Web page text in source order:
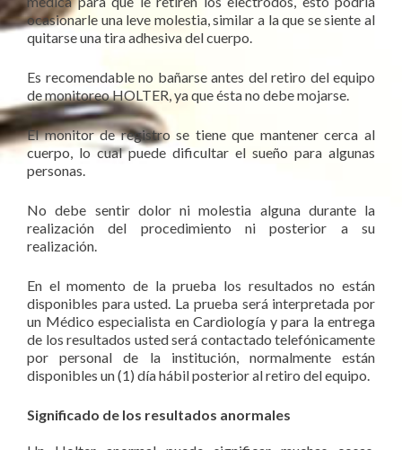
ocasionarle una leve molestia, similar a la que se siente al
quitarse una tira adhesiva del cuerpo.
Es recomendable no bañarse antes del retiro del equipo
de monitoreo HOLTER, ya que ésta no debe mojarse.
El monitor de registro se tiene que mantener cerca al
cuerpo, lo cual puede dificultar el sueño para algunas
personas.
No debe sentir dolor ni molestia alguna durante la
realización del procedimiento ni posterior a su
realización.
En el momento de la prueba los resultados no están
disponibles para usted. La prueba será interpretada por
un Médico especialista en Cardiología y para la entrega
de los resultados usted será contactado telefónicamente
por personal de la institución, normalmente están
disponibles un (1) día hábil posterior al retiro del equipo.
Significado de los resultados anormales